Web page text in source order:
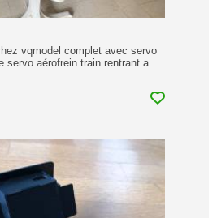
vqmodel complet avec servo
servo aérofrein train rentrant a